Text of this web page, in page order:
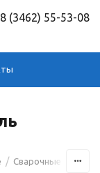
8 (3462) 55-53-08
/ Сварочные